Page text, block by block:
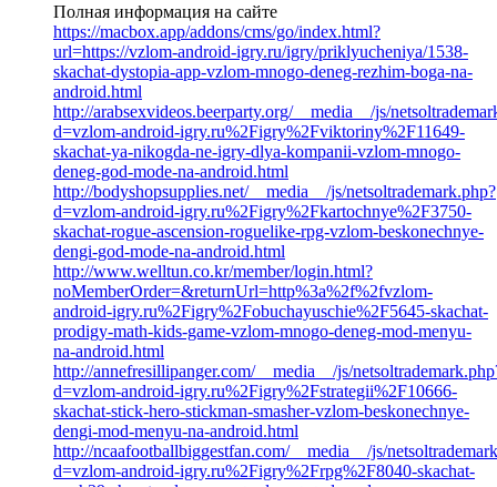
Полная информация на сайте
https://macbox.app/addons/cms/go/index.html?
url=https://vzlom-android-igry.ru/igry/priklyucheniya/1538-
skachat-dystopia-app-vzlom-mnogo-deneg-rezhim-boga-na-
android.html
http://arabsexvideos.beerparty.org/__media__/js/
d=vzlom-android-igry.ru%2Figry%2Fviktoriny%2F11649-
skachat-ya-nikogda-ne-igry-dlya-kompanii-vzlom-mnogo-
deneg-god-mode-na-android.html
http://bodyshopsupplies.net/__media__/js/netsoltrademark.php?
d=vzlom-android-igry.ru%2Figry%2Fkartochnye%2F3750-
skachat-rogue-ascension-roguelike-rpg-vzlom-beskonechnye-
dengi-god-mode-na-android.html
http://www.welltun.co.kr/member/login.html?
noMemberOrder=&returnUrl=http%3a%2f%2fvzlom-
android-igry.ru%2Figry%2Fobuchayuschie%2F5645-skachat-
prodigy-math-kids-game-vzlom-mnogo-deneg-mod-menyu-
na-android.html
http://annefresillipanger.com/__media__/js/
d=vzlom-android-igry.ru%2Figry%2Fstrategii%2F10666-
skachat-stick-hero-stickman-smasher-vzlom-beskonechnye-
dengi-mod-menyu-na-android.html
http://ncaafootballbiggestfan.com/__media__/js/
d=vzlom-android-igry.ru%2Figry%2Frpg%2F8040-skachat-